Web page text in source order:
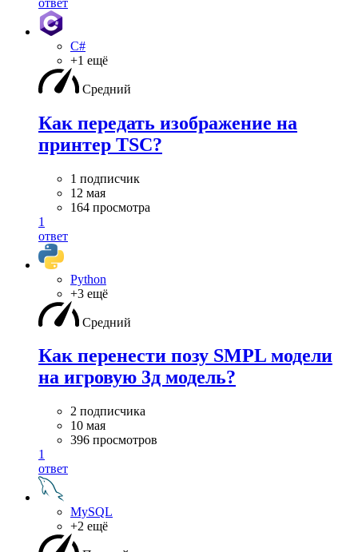
C#
+1 ещё
Средний
Как передать изображение на
принтер TSC?
1 подписчик
12 мая
164 просмотра
1
ответ
Python
+3 ещё
Средний
Как перенести позу SMPL модели
на игровую 3д модель?
2 подписчика
10 мая
396 просмотров
1
ответ
MySQL
+2 ещё